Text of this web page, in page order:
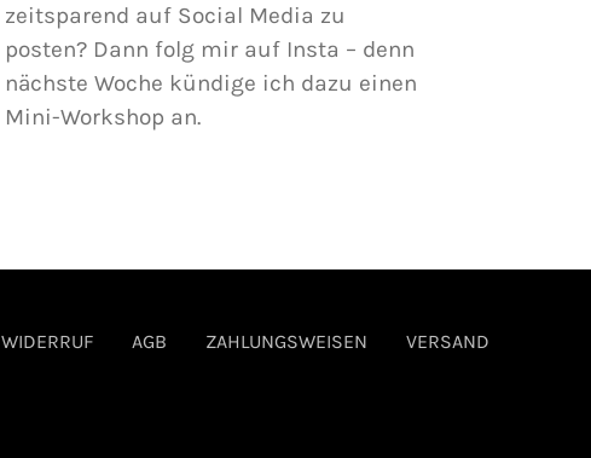
zeitsparend auf Social Media zu
posten? Dann folg mir auf Insta – denn
nächste Woche kündige ich dazu einen
Mini-Workshop an.
WIDERRUF AGB ZAHLUNGSWEISEN VERSAND